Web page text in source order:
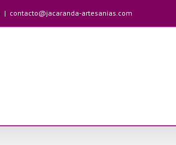
| contacto@jacaranda-artesanias.com